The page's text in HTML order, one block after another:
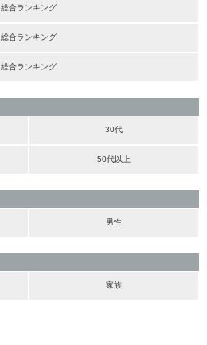
総合ランキング
総合ランキング
総合ランキング
30代
50代以上
男性
家族